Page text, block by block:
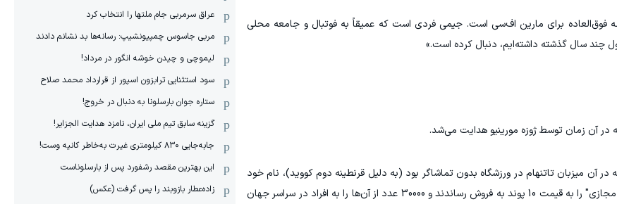
فوق‌العاده برای مارین اف‌سی است. جیمی فردی است که عمیقاً به فوتبال و جامعه محلی
چند سال گذشته داشته‌ایم، دنبال کرده است.»
در جام حذفی، که در آن میزبان تاتنهام در ورزشگاه بدون تماشاگر بود (به دلیل قرنطینه دوم کووید)، نام خود
را مطرح کرد. آن‌ها ایده هوشمندانه‌ای داشتند و "بلیط‌های مجازی" را به قیمت 10 پوند به فروش رساندند و 30000 عدد از آن‌ها را به افراد در سراسر جهان
عراق سرمربی جام ملتها را انتخاب کرد
مربی جاسوس چمپیونشیپ: رسانه‌ها بد نشانم دادند
لیموچی و چیدن خوشه انگور در مرداد!
سود استثنایی ترابزون اسپور از قرارداد محمد صلاح
ستاره جوان بارسلونا به دنبال در خروج!
گزینه سابق تیم ملی ایران، نامزد هدایت الجزایر!
جابه‌جایی ۸۳۰ کیلومتری غیرت به‌خاطر کانیه وست!
این بهترین مقصد رشفورد پس از بارسلوناست
زاده‌عطار بازوبند را پس گرفت (عکس)